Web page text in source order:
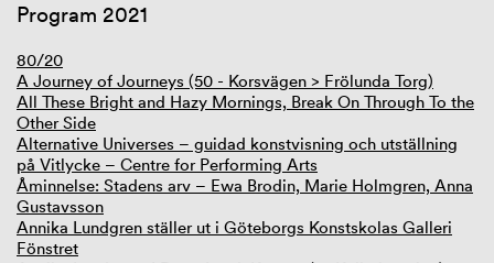
Program 2021
80/20
A Journey of Journeys (50 - Korsvägen > Frölunda Torg)
All These Bright and Hazy Mornings, Break On Through To the
Other Side
Alternative Universes – guidad konstvisning och utställning
på Vitlycke – Centre for Performing Arts
Åminnelse: Stadens arv – Ewa Brodin, Marie Holmgren, Anna
Gustavsson
Annika Lundgren ställer ut i Göteborgs Konstskolas Galleri
Fönstret